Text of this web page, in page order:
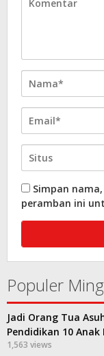
Simpan
peramban ini
Populer
Jadi Orang Tua
Pendidikan 10
1,563 views